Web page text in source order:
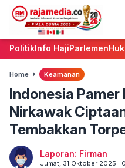
PolitikInfo HajiParlemen
Home Keamanan
Indonesia Pamer
Nirkawak
Tembakkan
Laporan: Firman
Jumat, 31 Oktober 2025 |